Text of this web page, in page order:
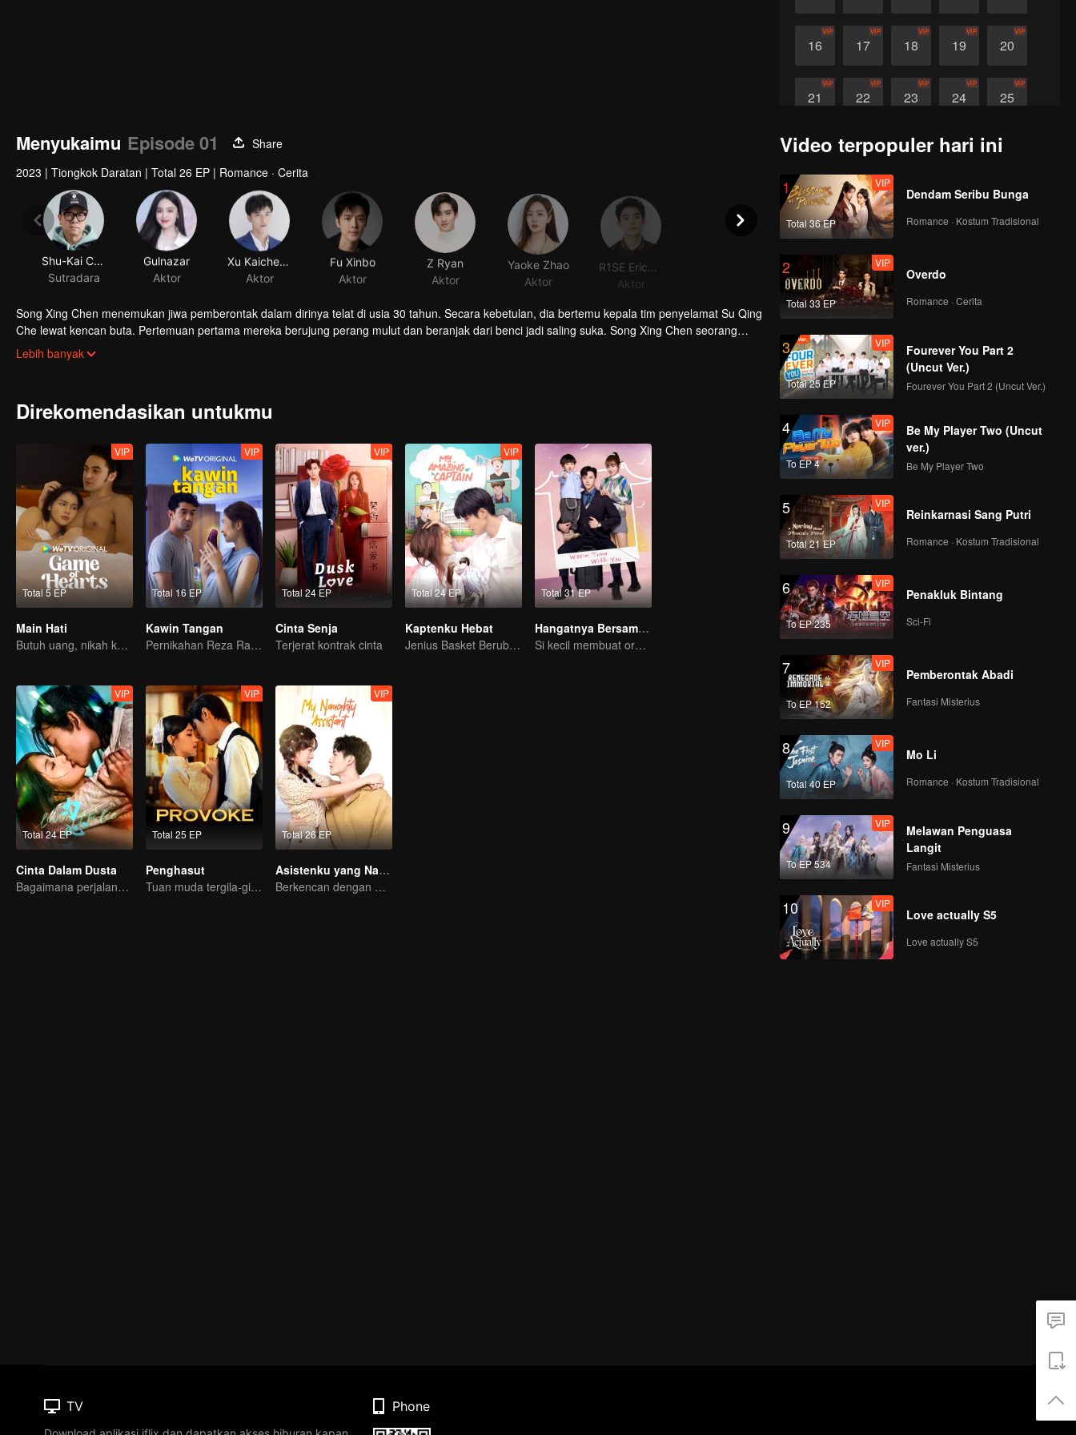
16
VIP
17
VIP
18
VIP
19
VIP
20
VIP
21
VIP
22
VIP
23
VIP
24
VIP
25
VIP
26
Menyukaimu Episode 01
Share
2023 | Tiongkok Daratan | Total 26 EP | Romance · Cerita
Shu-Kai Chung
Sutradara
Gulnazar
Aktor
Aktor
Fu Xinbo
Aktor
Z Ryan
Aktor
Yaoke Zhao
Aktor
Aktor
Song Xing Chen menemukan jiwa pemberontak dalam dirinya telat di usia 30 tahun. Secara kebetulan, dia bertemu kepala tim penyelamat Su Qing
Che lewat kencan buta. Pertemuan pertama mereka berujung perang mulut dan beranjak dari benci jadi saling suka. Song Xing Chen seorang
yang cantik, ceria dan berjiwa bebas, sedangkan Su Qing Che seorang yang dingin dan tak pernah pacaran. Dua orang yang berbeda perangai ini
kemudian menjalin cinta yang saling mengisi.
Lebih banyak
Direkomendasikan untukmu
Total 5 EP
VIP
Main Hati
Butuh uang, nikah kontrak jadi solusi?
Total 16 EP
VIP
Kawin Tangan
Pernikahan Reza Rahadian dan Mikha Tambayong di ujung tanduk.
Total 24 EP
VIP
Cinta Senja
Terjerat kontrak cinta
Total 24 EP
VIP
Kaptenku Hebat
Jenius Basket Berubah Gender Mencari Cinta Sejati
Total 31 EP
Hangatnya Bersamamu
Si kecil membuat orang tua palsu jadi nyata
Total 24 EP
VIP
Cinta Dalam Dusta
Bagaimana perjalana pelukis misterius balas dendam?
Total 25 EP
VIP
Penghasut
Tuan muda tergila-gila pada penyanyi misterius
Total 26 EP
VIP
Asistenku yang Nakal
Berkencan dengan Sang Idola
Video terpopuler hari ini
1
Total 36 EP
VIP
Dendam Seribu Bunga
Romance · Kostum Tradisional
2
Total 33 EP
VIP
Overdo
Romance · Cerita
3
Total 25 EP
VIP
Fourever You Part 2
(Uncut Ver.)
Fourever You Part 2 (Uncut Ver.)
4
To EP 4
VIP
Be My Player Two (Uncut
ver.)
Be My Player Two
5
Total 21 EP
VIP
Reinkarnasi Sang Putri
Romance · Kostum Tradisional
6
To EP 235
VIP
Penakluk Bintang
Sci-Fi
7
To EP 152
VIP
Pemberontak Abadi
Fantasi Misterius
8
Total 40 EP
VIP
Mo Li
Romance · Kostum Tradisional
9
To EP 534
VIP
Melawan Penguasa
Langit
Fantasi Misterius
10 VIP
Love actually S5
Love actually S5
TV Phone